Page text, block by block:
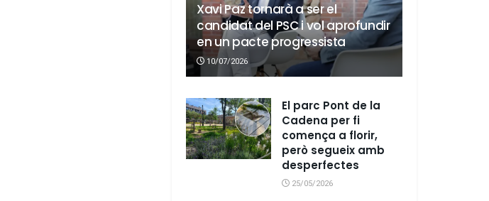
Xavi Paz tornarà a ser el
candidat del PSC i vol aprofundir
en un pacte progressista
10/07/2026
El parc Pont de la
Cadena per fi
comença a florir,
però segueix amb
desperfectes
25/05/2026